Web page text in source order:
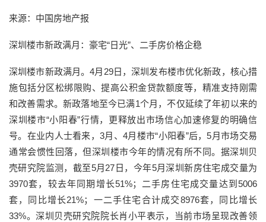
来源：中国房地产报
深圳楼市新政满月：豪宅“日光”、二手房价格企稳
深圳楼市新政满月。4月29日，深圳发布楼市优化新政，核心措
施包括分区松绑限购、提高公积金贷款额度等，精准支持刚需
和改善需求。新政落地至今已满1个月，不仅延续了年初以来的
深圳楼市“小阳春”行情，更释放出市场信心加速修复的明确信
号。在业内人士看来，3月、4月楼市“小阳春”后，5月市场交易
通常会惯性回落，但深圳楼市今年的情况有所不同。据深圳贝
壳研究院监测，截至5月27日，今年5月深圳新房住宅成交量为
3970套，较去年同期增长51%；二手房住宅成交量达到5006
套，同比增长21%；一二手住宅合计成交8976套，同比增长
33%。深圳贝壳研究院院长肖小平表示，当前市场呈现改善领